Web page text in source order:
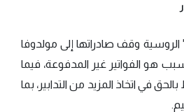
وقف صادراتها إلى مولدوفا
هو الفواتير غير المدفوعة، فيما
في اتخاذ المزيد من التدابير، بما